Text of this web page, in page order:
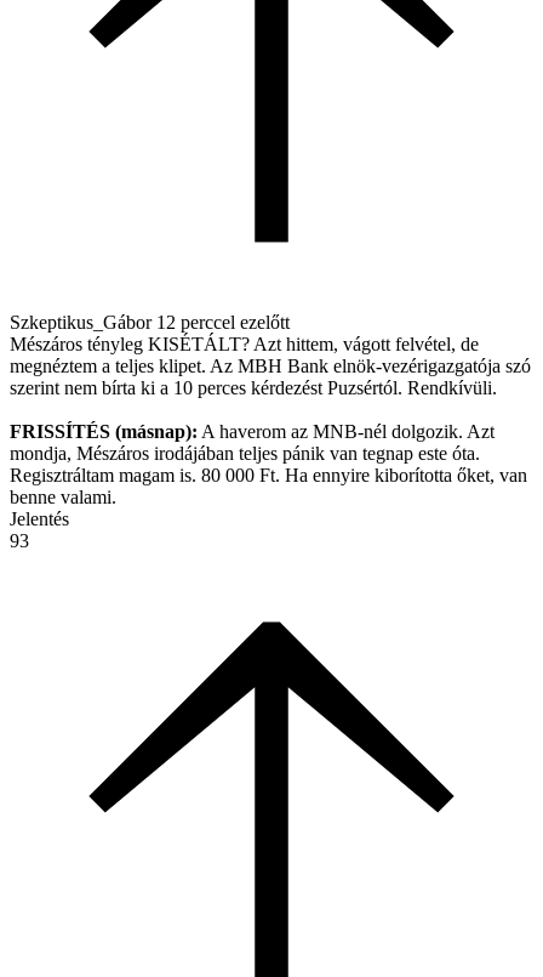
Szkeptikus_Gábor 12 perccel ezelőtt
Mészáros tényleg KISÉTÁLT? Azt hittem, vágott felvétel, de
megnéztem a teljes klipet. Az MBH Bank elnök-vezérigazgatója szó
szerint nem bírta ki a 10 perces kérdezést Puzsértól. Rendkívüli.
FRISSÍTÉS (másnap): A haverom az MNB-nél dolgozik. Azt
mondja, Mészáros irodájában teljes pánik van tegnap este óta.
Regisztráltam magam is. 80 000 Ft. Ha ennyire kiborította őket, van
benne valami.
Jelentés
93